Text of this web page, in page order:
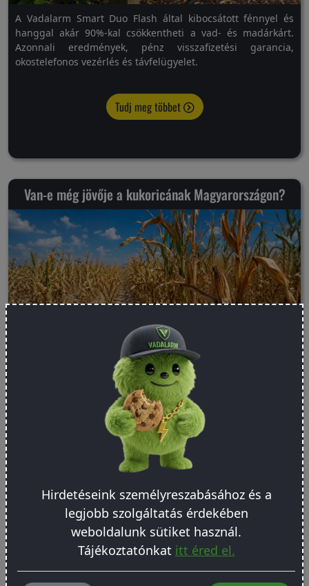
A Vadalarm Smart Duo Flash által kibocsátott fénnyel és
hanggal akár 90%-kal csökkentheti a vad- és madárkárt.
Azonnali eredmények, pénz visszafizetési garancia,
okostelefonos vezérlés és távfelügyelet.
Tudj meg többet
Van-e még jövője a kukoricának Magyarországon?
Olvasd el a cikket
Tervezz villanypásztort 5 perc alatt!
Hirdetéseink személyreszabásához és a
legjobb szolgáltatás érdekében
weboldalunk sütiket használ.
Tájékoztatónkat itt éred el.